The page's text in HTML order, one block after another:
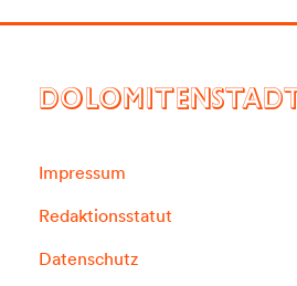
DOLOMITENSTADT
Impressum
Redaktionsstatut
Datenschutz